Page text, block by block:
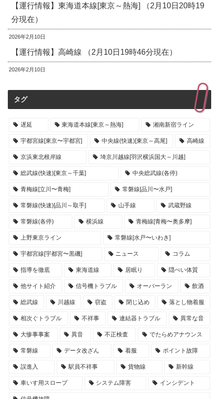
【運行情報】東海道本線[東京～熱海] （2月10日20時19
分現在）
2026年2月10日
【運行情報】高崎線 （2月10日19時46分現在）
2026年2月10日
タグ
遅延 東海道本線[東京～熱海] 湘南新宿ライン
宇都宮線[東京〜宇都宮] 中央線(快速)[東京～高尾] 高崎線
京浜東北根岸線 埼京川越線[羽沢横浜国大～川越]
総武線(快速)[東京～千葉] 中央総武線(各停)
青梅線[立川〜青梅] 常磐線[品川〜水戸]
常磐線(快速)[品川～取手] 山手線 武蔵野線
常磐線(各停) 横浜線 青梅線[青梅〜奥多摩]
上野東京ライン 常磐線[水戸〜いわき]
宇都宮線[宇都宮〜黒磯] ニュース コラム
指導を徹底 東海道線 居眠り 隠ぺい体質
他サイト紹介 信号機トラブル オーバーラン 飲酒
総武線 川越線 窃盗 閉じ込め 落とし物着服
相次ぐトラブル 不祥事 連結器トラブル 異常な音
大惨事事案 異音 不正検査 でたらめアナウンス
常磐線 データ改ざん 着服 ポイント故障
誤進入 駅員不祥事 貨物線 新幹線
車いす用スロープ システム障害 インシデント